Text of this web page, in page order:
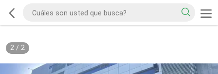
2/ 2